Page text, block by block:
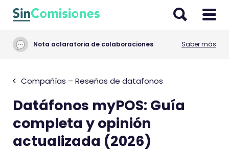
Nota aclaratoria de colaboraciones Saber más
Compañías – Reseñas de datafonos
Datáfonos myPOS: Guía
completa y opinión
actualizada (2026)